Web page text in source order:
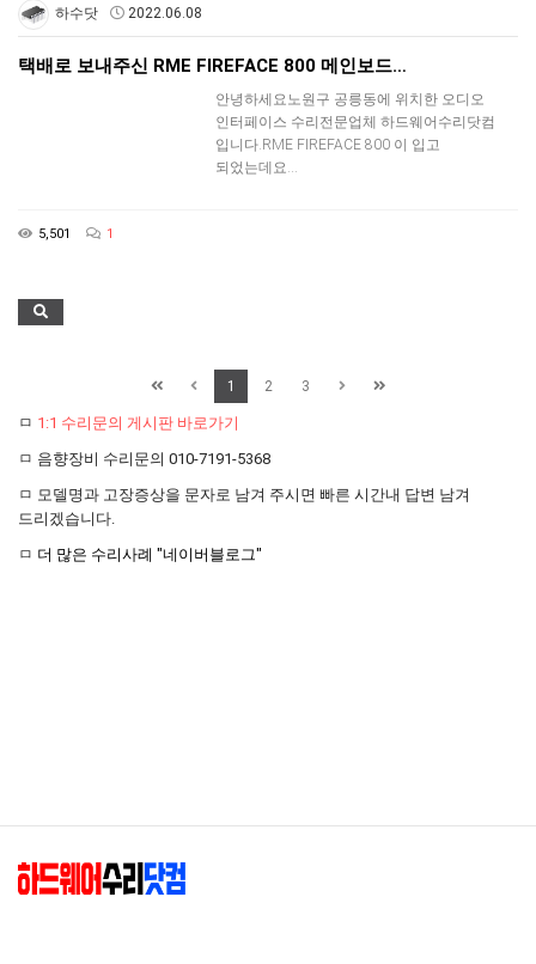
하수닷 2022.06.08
택배로 보내주신 RME FIREFACE 800 메인보드…
안녕하세요노원구 공릉동에 위치한 오디오
인터페이스 수리전문업체 하드웨어수리닷컴
입니다.RME FIREFACE 800 이 입고
되었는데요…
5,501 1
1 2 3
ㅁ 1:1 수리문의 게시판 바로가기
ㅁ 음향장비 수리문의 010-7191-5368
ㅁ 모델명과 고장증상을 문자로 남겨 주시면 빠른 시간내 답변 남겨
드리겠습니다.
ㅁ 더 많은 수리사례 "네이버블로그"